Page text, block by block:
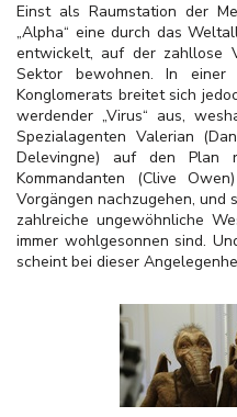
Einst als Raumstation der
„Alpha“ eine durch das
entwickelt, auf der zahllose
Sektor bewohnen. In einer
Konglomerats breitet sich
werdender „Virus“ aus,
Spezialagenten Valerian
Delevingne) auf den Plan
Kommandanten (Clive
Vorgängen nachzugehen, und
zahlreiche ungewöhnliche
immer wohlgesonnen sind.
scheint bei dieser